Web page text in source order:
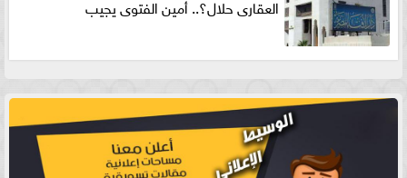
العقارى حلال؟.. أمين الفتوى يجيب